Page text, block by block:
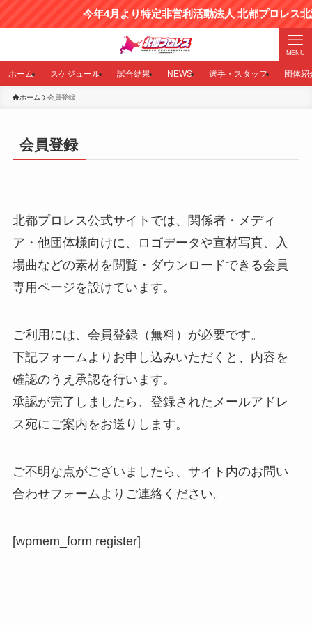
今年4月より特定非営利活動法人 北都プロレス
MENU
ホーム スケジュール 試合結果 NEWS 選手・スタッフ 団体紹
ホーム 会員登録
会員登録
北都プロレス公式サイトでは、関係者・メディ
ア・他団体様向けに、ロゴデータや宣材写真、入
場曲などの素材を閲覧・ダウンロードできる会員
専用ページを設けています。
ご利用には、会員登録（無料）が必要です。
下記フォームよりお申し込みいただくと、内容を
確認のうえ承認を行います。
承認が完了しましたら、登録されたメールアドレ
ス宛にご案内をお送りします。
ご不明な点がございましたら、サイト内のお問い
合わせフォームよりご連絡ください。
[wpmem_form register]